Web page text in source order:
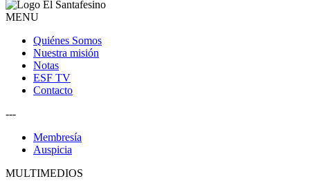
MENU
Quiénes Somos
Nuestra misión
Notas
ESF TV
Contacto
---
Membresía
Auspicia
MULTIMEDIOS